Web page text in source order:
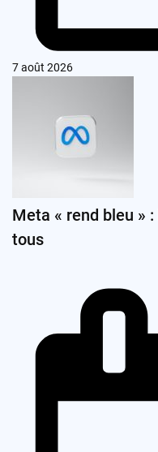
7 août 2026
Meta « rend bleu »
tous